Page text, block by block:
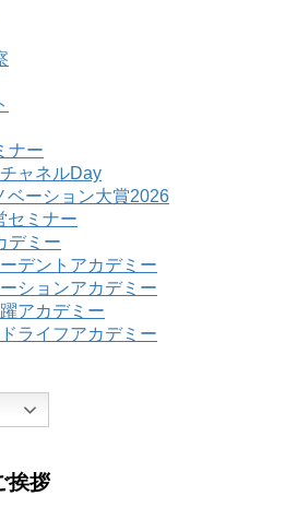
ナー
ャネルDay
ベーション大賞2026
セミナー
デミー
デントアカデミー
ションアカデミー
アカデミー
ライフアカデミー
挨拶